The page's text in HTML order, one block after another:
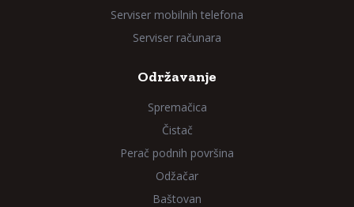
Serviser mobilnih telefona
Serviser računara
Održavanje
Spremačica
Čistač
Perač podnih površina
Odžačar
Baštovan